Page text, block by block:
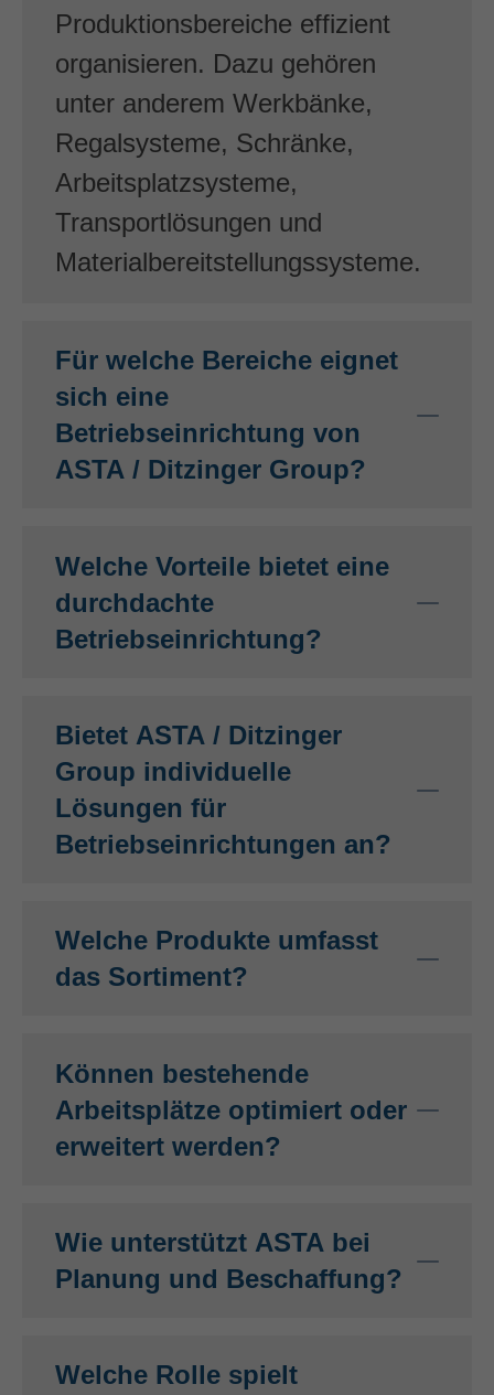
Produktionsbereiche effizient
organisieren. Dazu gehören
unter anderem Werkbänke,
Regalsysteme, Schränke,
Arbeitsplatzsysteme,
Transportlösungen und
Materialbereitstellungssysteme.
Für welche Bereiche eignet
sich eine
Betriebseinrichtung von
ASTA / Ditzinger Group?
Welche Vorteile bietet eine
durchdachte
Betriebseinrichtung?
Bietet ASTA / Ditzinger
Group individuelle
Lösungen für
Betriebseinrichtungen an?
Welche Produkte umfasst
das Sortiment?
Können bestehende
Arbeitsplätze optimiert oder
erweitert werden?
Wie unterstützt ASTA bei
Planung und Beschaffung?
Welche Rolle spielt